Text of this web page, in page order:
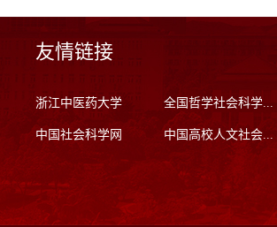
友情链接
浙江中医药大学 全国哲学社会科学...
中国社会科学网 中国高校人文社会...